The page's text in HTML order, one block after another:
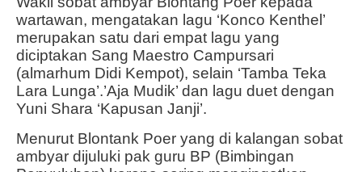
wartawan, mengatakan lagu ‘Konco Kenthel’
merupakan satu dari empat lagu yang
diciptakan Sang Maestro Campursari
(almarhum Didi Kempot), selain ‘Tamba Teka
Lara Lunga’.’Aja Mudik’ dan lagu duet dengan
Yuni Shara ‘Kapusan Janji’.
Menurut Blontank Poer yang di kalangan sobat
ambyar dijuluki pak guru BP (Bimbingan